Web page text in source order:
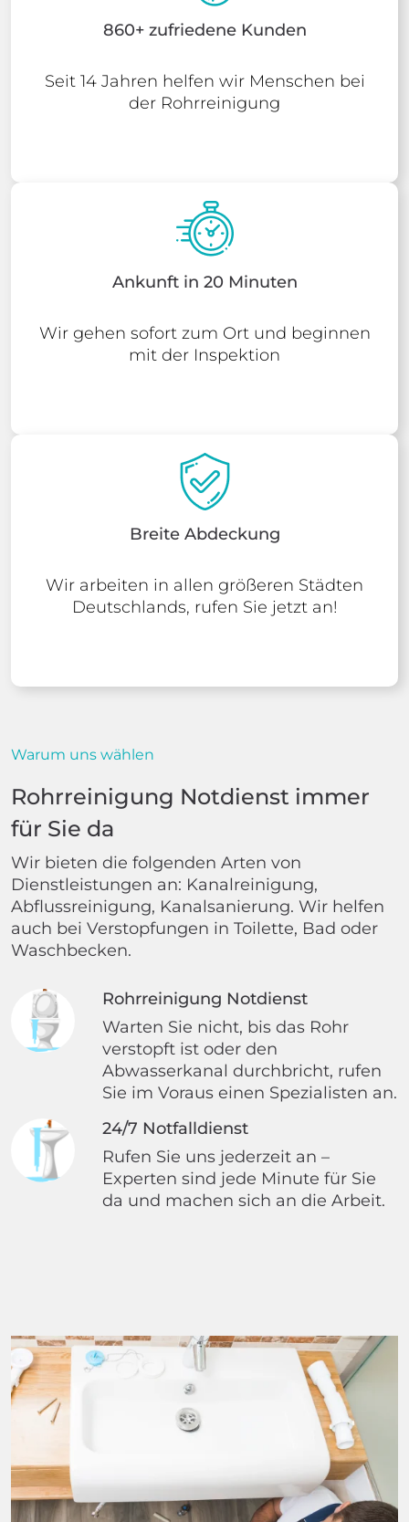
860+ zufriedene Kunden
Seit 14 Jahren helfen wir Menschen bei
der Rohrreinigung
Ankunft in 20 Minuten
Wir gehen sofort zum Ort und beginnen
mit der Inspektion
Breite Abdeckung
Wir arbeiten in allen größeren Städten
Deutschlands, rufen Sie jetzt an!
Warum uns wählen
Rohrreinigung Notdienst immer
für Sie da
Wir bieten die folgenden Arten von
Dienstleistungen an: Kanalreinigung,
Abflussreinigung, Kanalsanierung. Wir helfen
auch bei Verstopfungen in Toilette, Bad oder
Waschbecken.
Rohrreinigung Notdienst
Warten Sie nicht, bis das Rohr
verstopft ist oder den
Abwasserkanal durchbricht, rufen
Sie im Voraus einen Spezialisten an.
24/7 Notfalldienst
Rufen Sie uns jederzeit an –
Experten sind jede Minute für Sie
da und machen sich an die Arbeit.